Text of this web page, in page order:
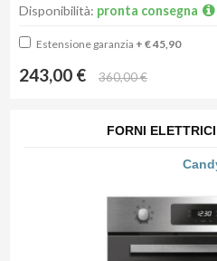
Disponibilità: pronta consegna
Estensione garanzia + € 45,90
243,00 € 360,00 €
FORNI